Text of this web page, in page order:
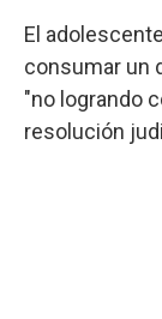
El
consumar un
"no logrando
resolución